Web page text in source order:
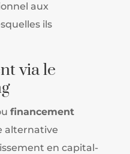
aux
ils
via le
financement
alternative
en capital-